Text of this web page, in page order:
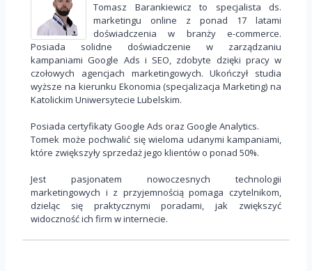
Tomasz Barankiewicz to specjalista ds.
marketingu online z ponad 17 latami
doświadczenia w branży e-commerce.
Posiada solidne doświadczenie w zarządzaniu
kampaniami Google Ads i SEO, zdobyte dzięki pracy w
czołowych agencjach marketingowych. Ukończył studia
wyższe na kierunku Ekonomia (specjalizacja Marketing) na
Katolickim Uniwersytecie Lubelskim.
Posiada certyfikaty Google Ads oraz Google Analytics.
Tomek może pochwalić się wieloma udanymi kampaniami,
które zwiększyły sprzedaż jego klientów o ponad 50%.
Jest pasjonatem nowoczesnych technologii
marketingowych i z przyjemnością pomaga czytelnikom,
dzieląc się praktycznymi poradami, jak zwiększyć
widoczność ich firm w internecie.